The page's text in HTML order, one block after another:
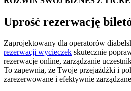
Uprość rezerwację
Zaprojektowany dla operatorów
rezerwacji wycieczek skutecznie
rezerwacje online, zarządzanie
To zapewnia, że Twoje przejażdżki i
zarezerwowane i efektywnie